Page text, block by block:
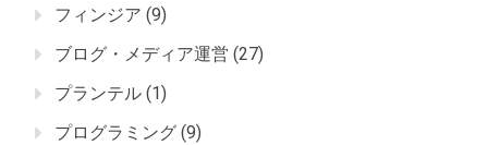
フィンジア (9)
ブログ・メディア運営 (27)
プランテル (1)
プログラミング (9)